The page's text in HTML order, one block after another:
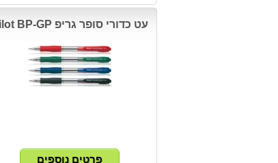
עט כדורי סופר גריפ Pilot BP-GP